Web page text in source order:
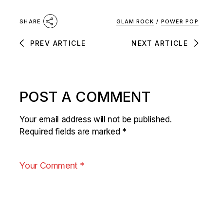
SHARE GLAM ROCK / POWER POP
PREV ARTICLE NEXT ARTICLE
POST A COMMENT
Your email address will not be published.
Required fields are marked *